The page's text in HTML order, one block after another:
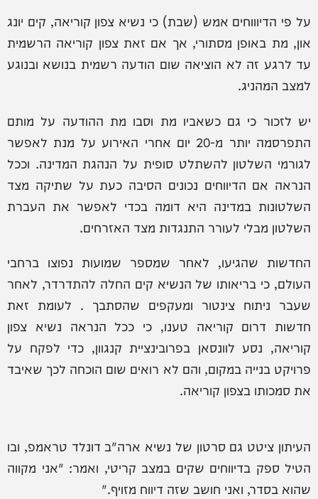
על פי הדיוווחים אמש (שבת) כי נשיא צפון קוריאה, קים יונג
און, מת באופן מסתורי, אך אם זאת צפון קוריאה הרשמית
עד לרגע זה לא הוציאה שום הודעה רשמית בנושא ובנוגע
למצב המהניג.
יש לזכור כי גם כשאביו מת וסבו מת ההודעה על מותם
התפרסמה יותר מ-20 יום אחרי האירוע על מנת לאפשר
לגורמי השלטון להשתלט סופית על הנהגת המדינה. וככל
הנראה אם הדיווחים נכונים הסיבה כעת על שתיקה מצד
השלטונות במדינה היא דומה בכדי לאפשר את העברת
השלטון מבלי לעורר התנגדות מצד האזרחים.
החדשות שהגיעו, לאחר שמספר שמועות נפוצו ברחבי
העולם, כי בריאותו של הנשיא קים החלה להתדרדר, לאחר
שעבר ניתוח צינטור ומעקפים שהסתבך . לעומת זאת
חדשות דרום קוריאה טענו, כי ככל הנראה נשיא צפון
קוריאה, נסע לוונסאן בפרובינציית קנגוון, כדי לפקח על
פרויקט בנייה במקום, והם לא רואים שום הוכחה לכך שאיבד
את סמכותו בצפון קוריאה.
העיתון ציטט גם סרטון של נשיא ארה"ב דונלד טראמפ, ובו
הטיל ספק בדיווחים שקים במצב קריטי, ואמר: "אני מקווה
שהוא בסדר, ואני חושב שזה דיווח מזויף."